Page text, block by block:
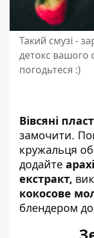
Такий смузі -
детокс вашого
погодьтеся :)
Вівсяні
замочити.
кружальця
додайте
екстракт,
кокосове
блендером